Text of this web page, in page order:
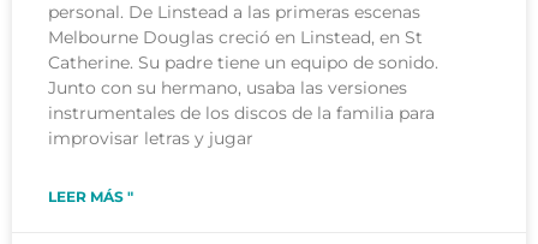
personal. De Linstead a las primeras escenas
Melbourne Douglas creció en Linstead, en St
Catherine. Su padre tiene un equipo de sonido.
Junto con su hermano, usaba las versiones
instrumentales de los discos de la familia para
improvisar letras y jugar
LEER MÁS "